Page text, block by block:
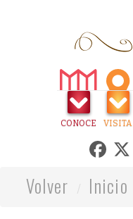
CONOCE VISITA
Volver Inicio